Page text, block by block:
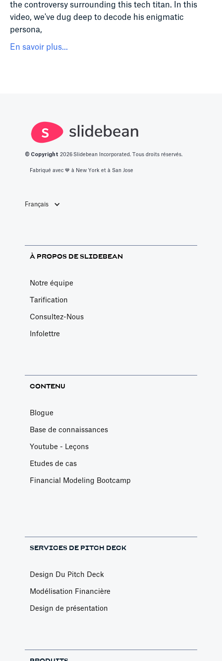
the controversy surrounding this tech titan. In this
video, we've dug deep to decode his enigmatic
persona,
En savoir plus...
© Copyright 2026 Slidebean Incorporated. Tous droits réservés.
Fabriqué avec 💙️ à New York et à San Jose
Français
À PROPOS DE SLIDEBEAN
Notre équipe
Tarification
Consultez-Nous
Infolettre
CONTENU
Blogue
Base de connaissances
Youtube - Leçons
Etudes de cas
Financial Modeling Bootcamp
SERVICES DE PITCH DECK
Design Du Pitch Deck
Modélisation Financière
Design de présentation